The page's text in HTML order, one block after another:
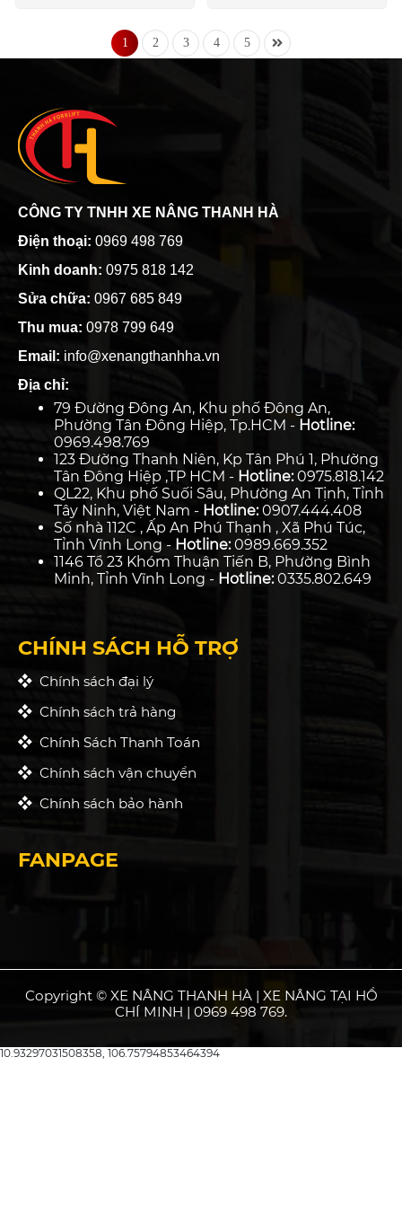
1 2 3 4 5
CÔNG TY TNHH XE NÂNG THANH HÀ
Điện thoại: 0969 498 769
Kinh doanh: 0975 818 142
Sửa chữa: 0967 685 849
Thu mua: 0978 799 649
Email: info@xenangthanhha.vn
Địa chỉ:
79 Đường Đông An, Khu phố Đông An,
Phường Tân Đông Hiệp, Tp.HCM - Hotline:
0969.498.769
123 Đường Thanh Niên, Kp Tân Phú 1, Phường
Tân Đông Hiệp ,TP HCM - Hotline:0975.818.142
QL22, Khu phố Suối Sâu, Phường An Tịnh, Tỉnh
Tây Ninh, Việt Nam - Hotline:0907.444.408
Số nhà 112C , Ấp An Phú Thạnh , Xã Phú Túc,
Tỉnh Vĩnh Long - Hotline:0989.669.352
1146 Tổ 23 Khóm Thuận Tiến B, Phường Bình
Minh, Tỉnh Vĩnh Long - Hotline:0335.802.649
CHÍNH SÁCH HỖ TRỢ
Chính sách đại lý
Chính sách trả hàng
Chính Sách Thanh Toán
Chính sách vận chuyển
Chính sách bảo hành
FANPAGE
Copyright © XE NÂNG THANH HÀ | XE NÂNG TẠI HỒ
CHÍ MINH | 0969 498 769.
10.93297031508358, 106.75794853464394